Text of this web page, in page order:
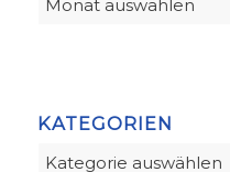
KATEGORIEN
Kategorien